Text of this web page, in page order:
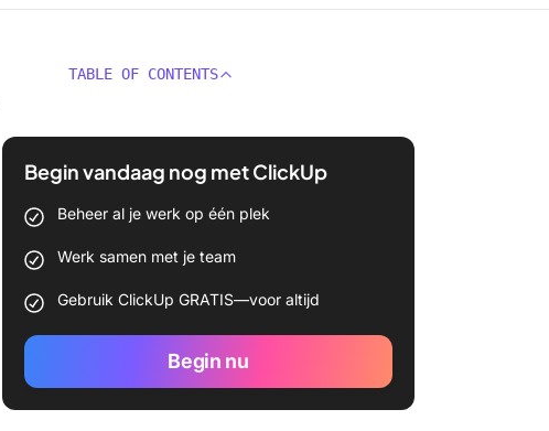
TABLE OF CONTENTS
Begin vandaag nog met ClickUp
Beheer al je werk op één plek
Werk samen met je team
Gebruik ClickUp GRATIS—voor altijd
Begin nu